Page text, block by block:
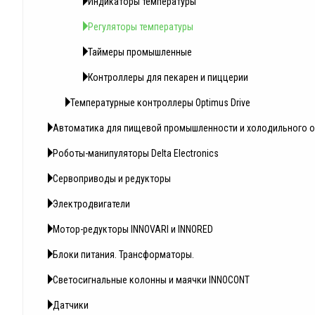
Регуляторы температуры
Таймеры промышленные
Контроллеры для пекарен и пиццерии
Температурные контроллеры Optimus Drive
Автоматика для пищевой промышленности и холодильного
Роботы-манипуляторы Delta Electronics
Сервоприводы и редукторы
Электродвигатели
Мотор-редукторы INNOVARI и INNORED
Блоки питания. Трансформаторы.
Светосигнальные колонны и маячки INNOCONT
Датчики